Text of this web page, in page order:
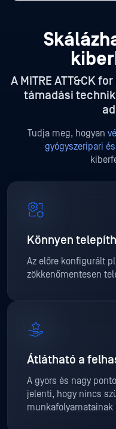
A MITRE ATT&CK
támadási
Tudja meg, hogyan
gyógyszeripari
Könnyen
Az előre konfigurált
zökkenőmentesen
Átlátható a
A gyors és nagy
jelenti, hogy nincs
munkafolyamatainak